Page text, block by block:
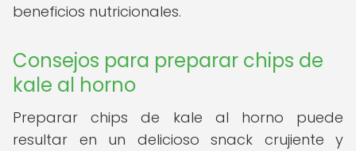
beneficios nutricionales.
Consejos para preparar chips de
kale al horno
Preparar chips de kale al horno puede
resultar en un delicioso snack crujiente y